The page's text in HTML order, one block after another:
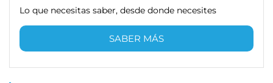
Lo que necesitas saber, desde donde necesites
SABER MÁS